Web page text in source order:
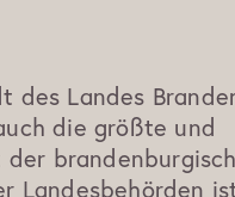
des Landes
die größte und
Landesbehörden